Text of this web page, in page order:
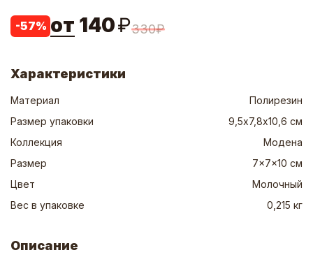
-57% от 140₽330₽
Характеристики
Материал
Полирезин
Размер упаковки
9,5х7,8х10,6 см
Коллекция
Модена
Размер
7x7x10 см
Цвет
Молочный
Вес в упаковке
0,215 кг
Описание